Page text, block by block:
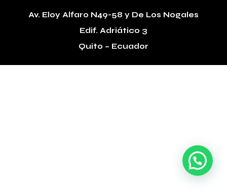
Av. Eloy Alfaro N49-58 y De Los Nogales
Edif. Adriático 3
Quito – Ecuador